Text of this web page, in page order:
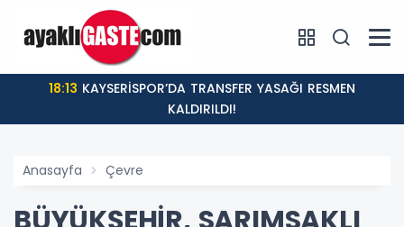
18:13
KALDIRILDI!
Anasayfa Çevre